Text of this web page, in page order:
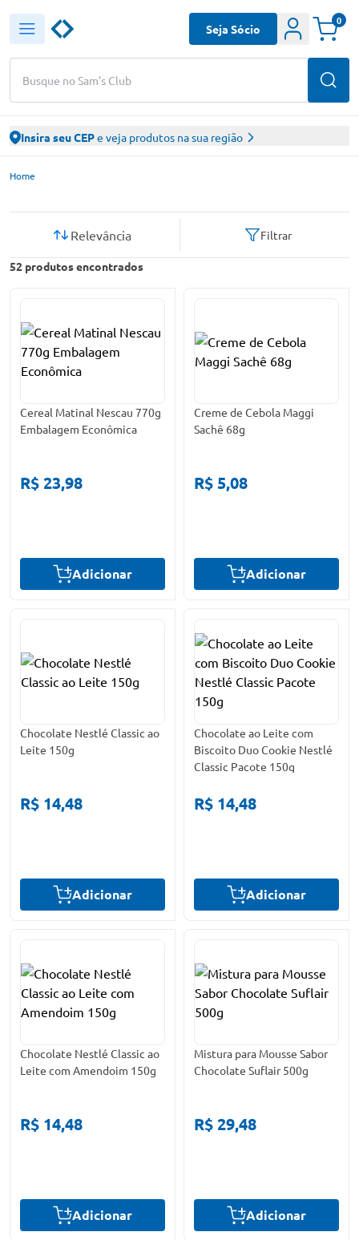
Busque no Sam's Club
Seja Sócio
0
Insira seu CEPe veja produtos na sua região
Sam’s Club – Faça suas compras online
Home
52 produtos encontrados
Relevância Filtrar
Cereal Matinal Nescau 770g
Embalagem Econômica
R$ 23,98
Adicionar
Creme de Cebola Maggi
Sachê 68g
R$ 5,08
Adicionar
Chocolate Nestlé Classic ao
Leite 150g
R$ 14,48
Adicionar
Chocolate ao Leite com
Biscoito Duo Cookie Nestlé
Classic Pacote 150g
R$ 14,48
Adicionar
Chocolate Nestlé Classic ao
Leite com Amendoim 150g
R$ 14,48
Adicionar
Mistura para Mousse Sabor
Chocolate Suflair 500g
R$ 29,48
Adicionar